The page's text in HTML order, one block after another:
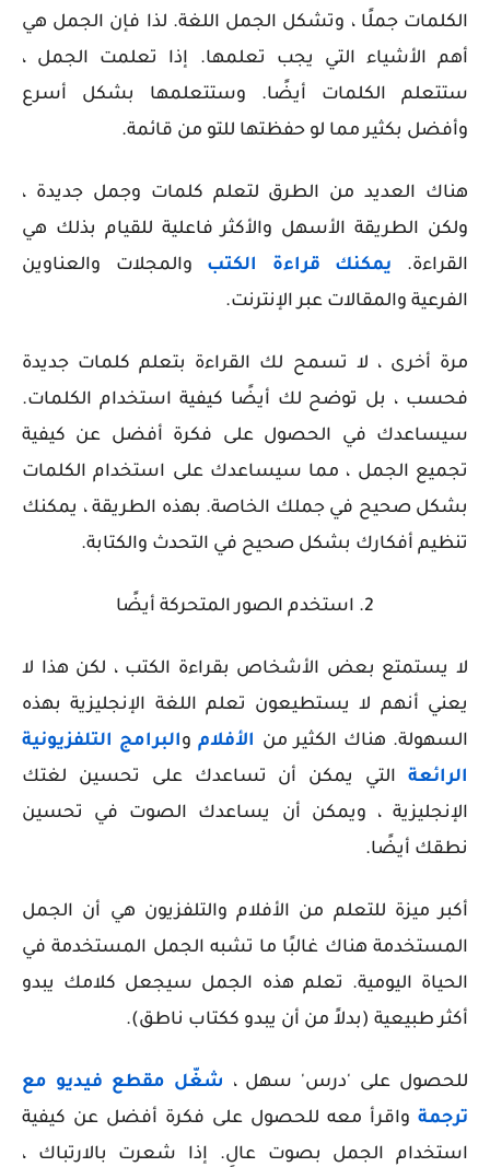
الكلمات جملًا ، وتشكل الجمل اللغة. لذا فإن الجمل هي
أهم الأشياء التي يجب تعلمها. إذا تعلمت الجمل ،
ستتعلم الكلمات أيضًا. وستتعلمها بشكل أسرع
وأفضل بكثير مما لو حفظتها للتو من قائمة.
هناك العديد من الطرق لتعلم كلمات وجمل جديدة ،
ولكن الطريقة الأسهل والأكثر فاعلية للقيام بذلك هي
القراءة. يمكنك قراءة الكتب والمجلات والعناوين
الفرعية والمقالات عبر الإنترنت.
مرة أخرى ، لا تسمح لك القراءة بتعلم كلمات جديدة
فحسب ، بل توضح لك أيضًا كيفية استخدام الكلمات.
سيساعدك في الحصول على فكرة أفضل عن كيفية
تجميع الجمل ، مما سيساعدك على استخدام الكلمات
بشكل صحيح في جملك الخاصة. بهذه الطريقة ، يمكنك
تنظيم أفكارك بشكل صحيح في التحدث والكتابة.
2. استخدم الصور المتحركة أيضًا
لا يستمتع بعض الأشخاص بقراءة الكتب ، لكن هذا لا
يعني أنهم لا يستطيعون تعلم اللغة الإنجليزية بهذه
السهولة. هناك الكثير من الأفلام والبرامج التلفزيونية
الرائعة التي يمكن أن تساعدك على تحسين لغتك
الإنجليزية ، ويمكن أن يساعدك الصوت في تحسين
نطقك أيضًا.
أكبر ميزة للتعلم من الأفلام والتلفزيون هي أن الجمل
المستخدمة هناك غالبًا ما تشبه الجمل المستخدمة في
الحياة اليومية. تعلم هذه الجمل سيجعل كلامك يبدو
أكثر طبيعية (بدلاً من أن يبدو ككتاب ناطق).
للحصول على 'درس' سهل ، شغّل مقطع فيديو مع
ترجمة واقرأ معه للحصول على فكرة أفضل عن كيفية
استخدام الجمل بصوت عالٍ. إذا شعرت بالارتباك ،